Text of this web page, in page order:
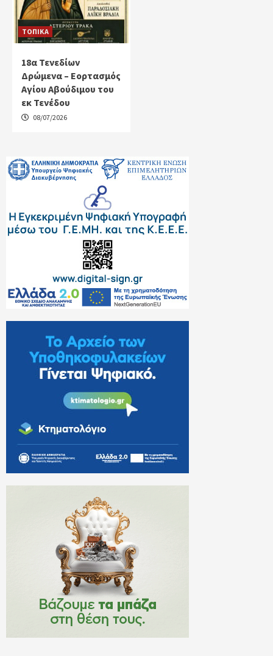
ΤΟΠΙΚΑ
18α Τενεδίων
Δρώμενα – Εορτασμός
Αγίου Αβούδιμου του
εκ Τενέδου
08/07/2026